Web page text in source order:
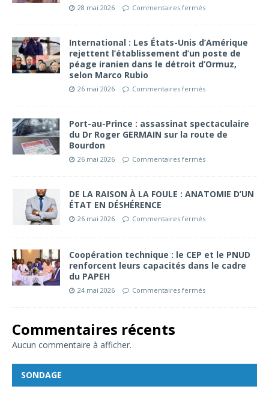
28 mai 2026 Commentaires fermés
International : Les États-Unis d’Amérique
rejettent l’établissement d’un poste de
péage iranien dans le détroit d’Ormuz,
selon Marco Rubio
26 mai 2026 Commentaires fermés
Port-au-Prince : assassinat spectaculaire
du Dr Roger GERMAIN sur la route de
Bourdon
26 mai 2026 Commentaires fermés
DE LA RAISON À LA FOULE : ANATOMIE D’UN
ÉTAT EN DÉSHÉRENCE
26 mai 2026 Commentaires fermés
Coopération technique : le CEP et le PNUD
renforcent leurs capacités dans le cadre
du PAPEH
24 mai 2026 Commentaires fermés
Commentaires récents
Aucun commentaire à afficher.
SONDAGE